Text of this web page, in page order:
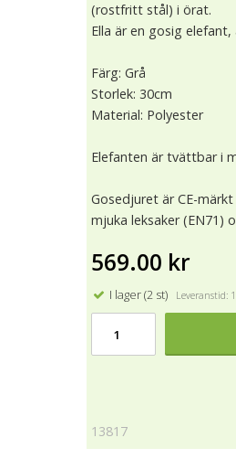
(rostfritt stål) i örat.
Ella är en gosig
Färg: Grå
Storlek: 30cm
Material: Polyester
Elefanten är tvättbar i
Gosedjuret är CE-
mjuka leksaker (EN71)
569.00 kr
I lager (2 st) Leveranstid:
13817